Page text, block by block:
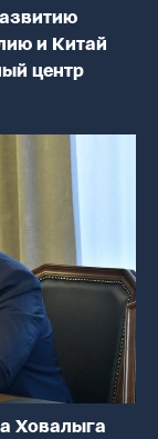
и Китай
центр
Ховалыга